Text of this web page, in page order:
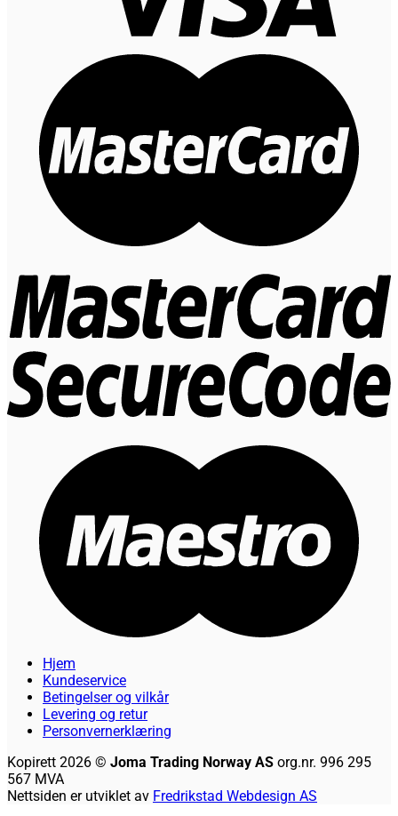
Hjem
Kundeservice
Betingelser og vilkår
Levering og retur
Personvernerklæring
Kopirett 2026 © Joma Trading Norway AS org.nr. 996 295
567 MVA
Nettsiden er utviklet av Fredrikstad Webdesign AS